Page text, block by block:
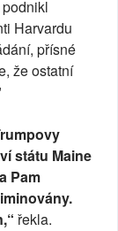
Harvardu
přísné
že ostatní
státu Maine
Pam
řekla.